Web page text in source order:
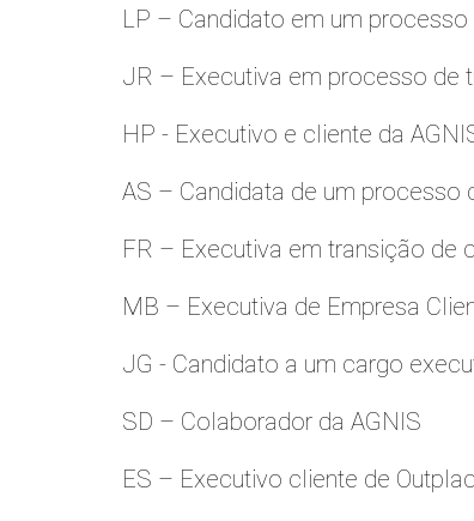
LP – Candidato em um processo
JR – Executiva em processo de
HP - Executivo e cliente da
AS – Candidata de um processo
FR – Executiva em transição de
MB – Executiva de Empresa
JG - Candidato a um cargo
SD – Colaborador da AGNIS
ES – Executivo cliente de